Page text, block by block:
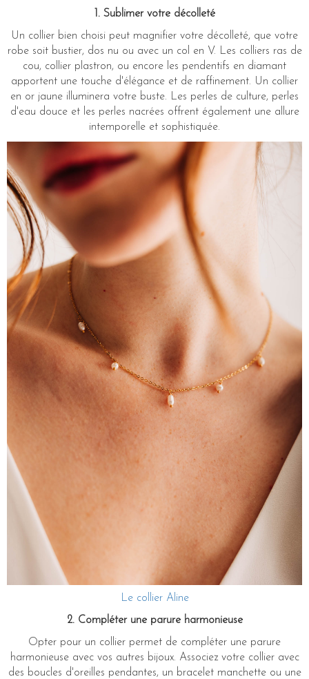
1. Sublimer votre décolleté
Un collier bien choisi peut magnifier votre décolleté, que votre
robe soit bustier, dos nu ou avec un col en V. Les colliers ras de
cou, collier plastron, ou encore les pendentifs en diamant
apportent une touche d'élégance et de raffinement. Un collier
en or jaune illuminera votre buste. Les perles de culture, perles
d'eau douce et les perles nacrées offrent également une allure
intemporelle et sophistiquée.
Le collier Aline
2. Compléter une parure harmonieuse
Opter pour un collier permet de compléter une parure
harmonieuse avec vos autres bijoux. Associez votre collier avec
des boucles d'oreilles pendantes, un bracelet manchette ou une